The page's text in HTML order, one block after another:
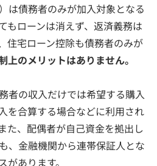
は債務者のみが加入対象となる
もローンは消えず、返済義務は
住宅ローン控除も債務者のみが
上のメリットはありません。
者の収入だけでは希望する購入
を合算する場合などに利用され
た、配偶者が自己資金を拠出し
、金融機関から連帯保証人とな
あります。